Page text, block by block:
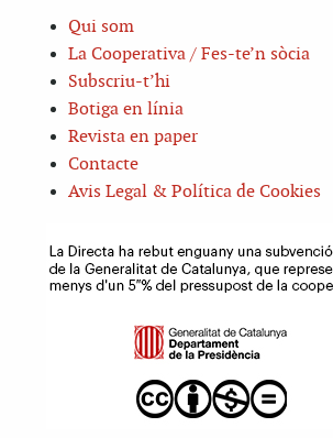
Qui som
La Cooperativa / Fes-te’n sòcia
Subscriu-t’hi
Botiga en línia
Revista en paper
Contacte
Avis Legal & Política de Cookies